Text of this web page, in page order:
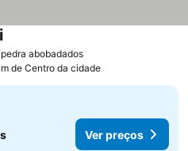
abobadados
de Centro da cidade
Ver preços